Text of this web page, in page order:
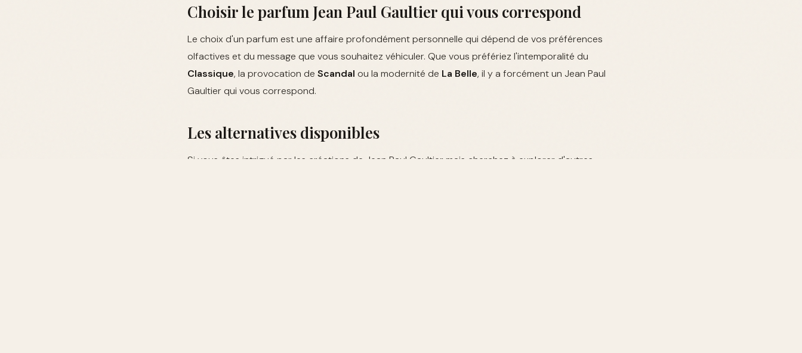
Choisir le parfum Jean Paul Gaultier qui vous correspond
Le choix d'un parfum est une affaire profondément personnelle qui dépend de vos préférences
olfactives et du message que vous souhaitez véhiculer. Que vous préfériez l'intemporalité du
Classique, la provocation de Scandal ou la modernité de La Belle, il y a forcément un Jean Paul
Gaultier qui vous correspond.
Les alternatives disponibles
Si vous êtes intrigué par les créations de Jean Paul Gaultier mais cherchez à explorer d'autres